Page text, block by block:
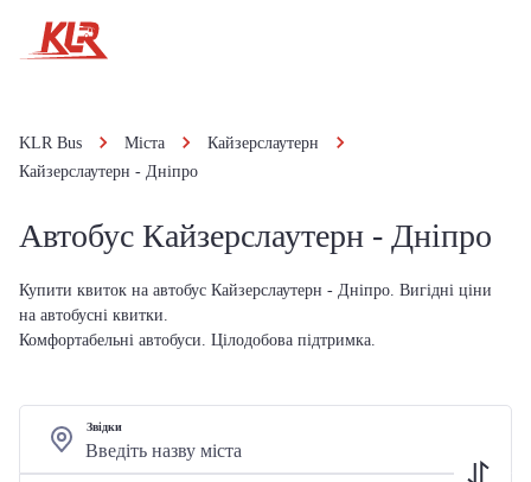
KLR Bus Міста
Кайзерслаутерн
Кайзерслаутерн - Дніпро
Автобус Кайзерслаутерн - Дніпро
Купити квиток на автобус Кайзерслаутерн - Дніпро. Вигідні ціни
на автобусні квитки.
Комфортабельні автобуси. Цілодобова підтримка.
Звідки